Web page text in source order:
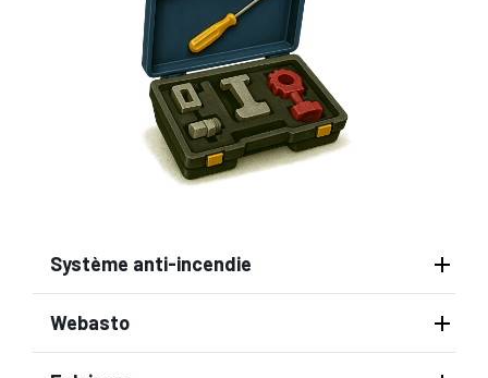
Système anti-incendie
Webasto